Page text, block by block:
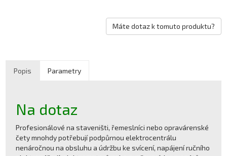
Máte dotaz k tomuto produktu?
Popis Parametry
Na dotaz
Profesionálové na staveništi, řemeslníci nebo opravárenské
čety mnohdy potřebují podpůrnou elektrocentrálu
nenáročnou na obsluhu a údržbu ke svícení, napájení ručního